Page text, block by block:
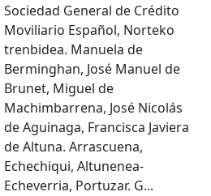
Sociedad General de Crédito
Moviliario Español, Norteko
trenbidea. Manuela de
Berminghan, José Manuel de
Brunet, Miguel de
Machimbarrena, José Nicolás
de Aguinaga, Francisca Javiera
de Altuna. Arrascuena,
Echechiqui, Altunenea-
Echeverria, Portuzar. G...